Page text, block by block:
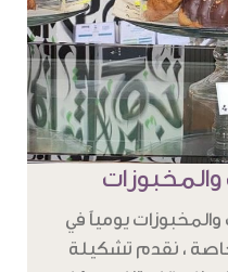
يومياً في
، نقدم تشكيلة